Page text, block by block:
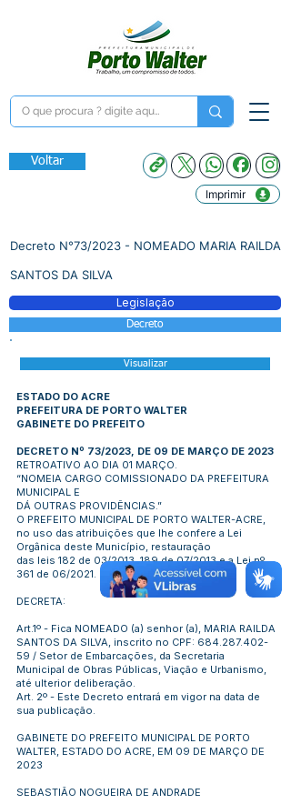
Voltar
Imprimir
Decreto N°73/2023 - NOMEADO MARIA RAILDA
SANTOS DA SILVA
Legislação
Decreto
Visualizar
ESTADO DO ACRE
PREFEITURA DE PORTO WALTER
GABINETE DO PREFEITO
DECRETO Nº 73/2023, DE 09 DE MARÇO DE 2023
RETROATIVO AO DIA 01 MARÇO.
“NOMEIA CARGO COMISSIONADO DA PREFEITURA
MUNICIPAL E
DÁ OUTRAS PROVIDÊNCIAS.”
O PREFEITO MUNICIPAL DE PORTO WALTER-ACRE,
no uso das atribuições que lhe confere a Lei
Orgânica deste Município, restauração
das leis 182 de 03/2013, 189 de 07/2013 e a Lei nº
361 de 06/2021.
DECRETA:
Art.1º - Fica NOMEADO (a) senhor (a), MARIA RAILDA
SANTOS DA SILVA, inscrito no CPF: 684.287.402-
59 / Setor de Embarcações, da Secretaria
Municipal de Obras Públicas, Viação e Urbanismo,
até ulterior deliberação.
Art. 2º - Este Decreto entrará em vigor na data de
sua publicação.
GABINETE DO PREFEITO MUNICIPAL DE PORTO
WALTER, ESTADO DO ACRE, EM 09 DE MARÇO DE
2023
SEBASTIÃO NOGUEIRA DE ANDRADE